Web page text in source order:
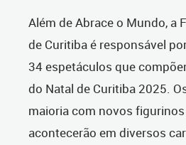
Além de Abrace o Mundo, a
de Curitiba é responsável
34 espetáculos que
do Natal de Curitiba 2025.
maioria com novos
acontecerão em diversos